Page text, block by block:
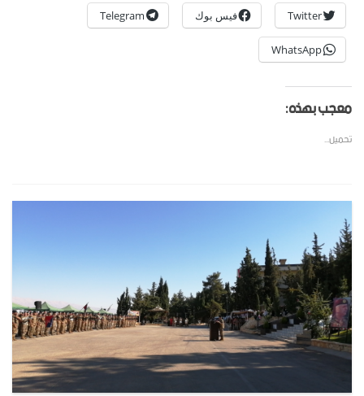
Twitter فيس بوك Telegram
WhatsApp
معجب بهذه:
تحميل...